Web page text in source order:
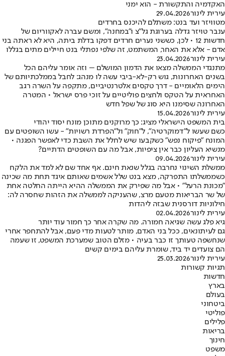
האקדמיה והתקשורת - הוא ימני
עירית לינור29.04.2026
מטוויזר ועד בנט: משתלם להיכנס בחרדים
ענבר טויזר גדלה בערוגת גל"צ ו"במחנה", ומשם עברה לאקווריום של
חדשות 12 • לכן, כששני נערים חרדים דפקו בדלת ביתה, היא לא ראתה בני
אדם - אלא את האחר, המשתמט, זה שלפי נפתלי בנט חיילים מתים בגללו
עירית לינור23.04.2026
מתנגדי הממשלה מצאו את הדמון המושלם – וזה אומר עליהם הכל
בשנים האחרונות, גוש רק-לא-ביבי עשה לו מנהג: לחבל בממלכתיותם של
הימים הלאומיים - דרך טקסים אלטרנטיביים, מתקפה על השרה רגב
האחראית על הטקס ולחצים פוליטיים על זוכי פרס ישראל • המטרה
האחרונה שסימנו היא סוג של שפל חדש
עירית לינור15.04.2026
בית המשפט הישראלי מציג: כך מרוקנים מתוכן מונח יסוד יהודי
כשם שעשו ל"דמוקרטיה", ל"חוק" ול"הפרדת רשויות" - עשו השופטים עם
המונח "פיקוח נפש" כשקבעו שיש לחלל את השבת כדי לאפשר הפגנה •
מנשיא העליון כבר אין ציפיות, אבל מה עם השופטים הדתיים?
עירית לינור09.04.2026
ממשלת השינוי נחרבה בגלל שנאת חינם. אף אחד שם לא למד את הלקח
כשממשלתו התפרקה, מצא בנט שלל אשמים שאותם איגד תחת מה שכינה
"מכונת הרעל" • אבל מה שפירק את הממשלה ההיא הייתה החלטה אחת
של שר הבריאות מטעם מרצ, שהעניקה לממשלה את הזהות שחסרה לה:
חילוניות דורסנית שבזה ליהדות
עירית לינור02.04.2026
גיא פלג עשה שגיאה חמורה. מה שקרה אחר כך חמור עוד יותר
גם לעיתונאים, ככל בני האדם, מותר לטעות מדי פעם, אבל להתחפר אחרי
שנחשפה טעותך זו כבר בעיה • מזלם הטוב שמערכת המשפט, זו שעמה
הם צועדים יד ביד, שומרת עליהם בימים קשים
עירית לינור25.03.2026
תגיות קשורות
חדשות
בארץ
בעולם
ביטחוני
פוליטי
פלילים
בריאות
חינוך
משפט